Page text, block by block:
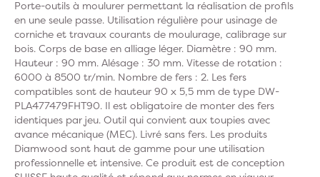
Porte-outils à moulurer permettant la réalisation de profils
en une seule passe. Utilisation régulière pour usinage de
corniche et travaux courants de moulurage, calibrage sur
bois. Corps de base en alliage léger. Diamètre : 90 mm.
Hauteur : 90 mm. Alésage : 30 mm. Vitesse de rotation :
6000 à 8500 tr/min. Nombre de fers : 2. Les fers
compatibles sont de hauteur 90 x 5,5 mm de type DW-
PLA477479FHT90. Il est obligatoire de monter des fers
identiques par jeu. Outil qui convient aux toupies avec
avance mécanique (MEC). Livré sans fers. Les produits
Diamwood sont haut de gamme pour une utilisation
professionnelle et intensive. Ce produit est de conception